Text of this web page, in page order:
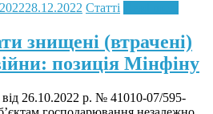
28.12.2022 Статті
знищені (втрачені)
позиція Мінфіну
26.10.2022 р. № 41010-07/595-